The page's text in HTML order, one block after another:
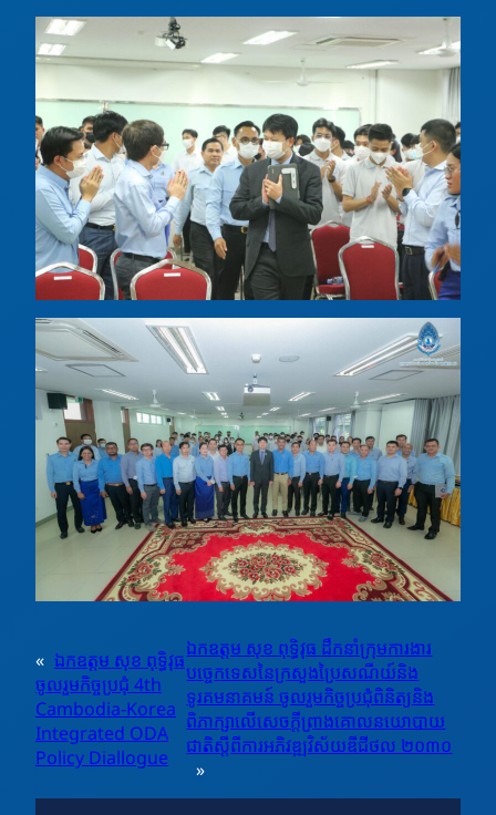
« ឯកឧត្តម សុខ ពុទ្ធិវុធ
ចូលរួមកិច្ចប្រជុំ 4th
Cambodia-Korea
Integrated ODA
Policy Diallogue
ឯកឧត្តម សុខ ពុទ្ធិវុធ ដឹកនាំក្រុមការងារ
បច្ចេកទេសនៃក្រសួងប្រៃសណីយ៍និង
ទូរគមនាគមន៍ ចូលរួមកិច្ចប្រជុំពិនិត្យនិង
ពិភាក្សាលើសេចក្តីព្រាងគោលនយោបាយ
ជាតិស្តីពីការអភិវឌ្ឍវិស័យឌីជីថល ២០៣០
»